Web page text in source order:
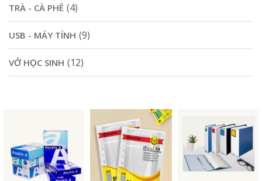
TRÀ - CÀ PHÊ (4)
USB - MÁY TÍNH (9)
VỞ HỌC SINH (12)